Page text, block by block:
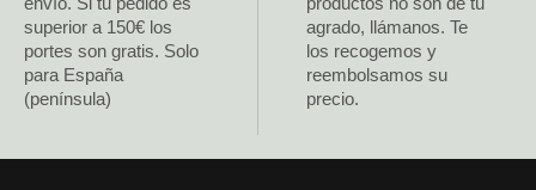
superior a 150€ los
portes son gratis. Solo
para España
(península)
agrado, llámanos. Te
los recogemos y
reembolsamos su
precio.